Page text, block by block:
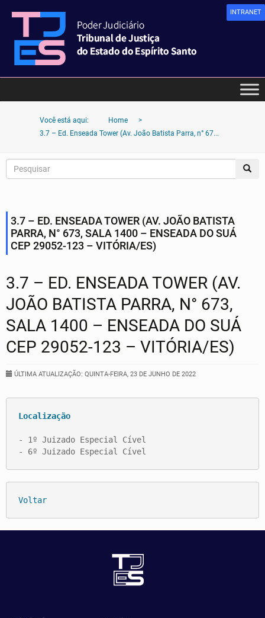
INTRANET
Você está aqui: Home
>
3.7 – Ed. Enseada Tower (Av. João Batista Parra, n° 67...
3.7 – ED. ENSEADA TOWER (AV. JOÃO BATISTA
PARRA, N° 673, SALA 1400 – ENSEADA DO SUÁ
CEP 29052-123 – VITÓRIA/ES)
3.7 – ED. ENSEADA TOWER (AV.
JOÃO BATISTA PARRA, N° 673,
SALA 1400 – ENSEADA DO SUÁ
CEP 29052-123 – VITÓRIA/ES)
ÚLTIMA ATUALIZAÇÃO: QUINTA-FEIRA, 23 DE JUNHO DE 2022
Localização
- 1º Juizado Especial Cível
- 6º Juizado Especial Cível
Voltar